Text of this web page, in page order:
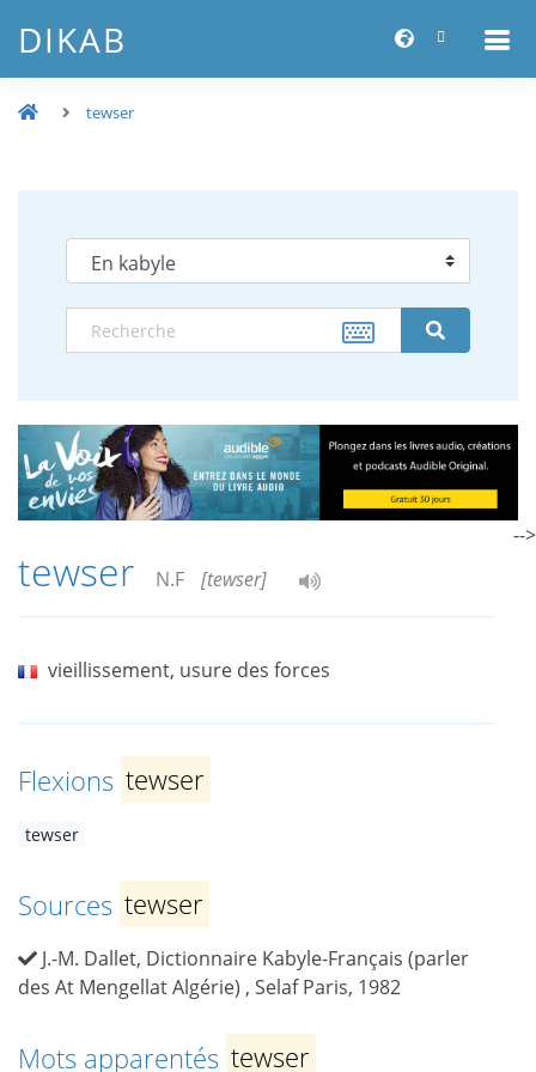
DIKAB
tewser
tewser N.F [tewser]
vieillissement, usure des forces
Flexions tewser
tewser
Sources tewser
J.-M. Dallet, Dictionnaire Kabyle-Français (parler
des At Mengellat Algérie) , Selaf Paris, 1982
Mots apparentés tewser
-->